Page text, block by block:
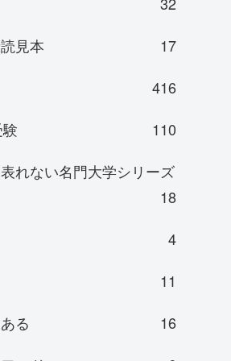
見本
17
416
110
れない名門大学シリーズ
18
4
11
る
16